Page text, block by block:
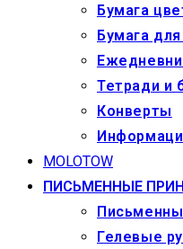
Бумага
Бумага
Тетради и
Конверты
MOLOTOW
ПИСЬМЕННЫЕ
Гелевые